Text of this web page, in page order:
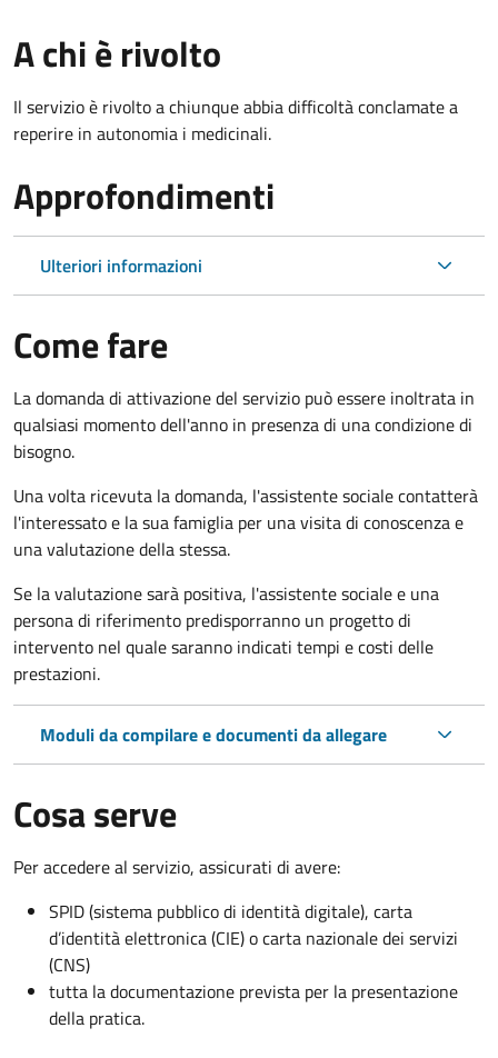
A chi è rivolto
Il servizio è rivolto a chiunque abbia difficoltà conclamate a
reperire in autonomia i medicinali.
Approfondimenti
Ulteriori informazioni
Come fare
La domanda di attivazione del servizio può essere inoltrata in
qualsiasi momento dell'anno in presenza di una condizione di
bisogno.
Una volta ricevuta la domanda, l'assistente sociale contatterà
l'interessato e la sua famiglia per una visita di conoscenza e
una valutazione della stessa.
Se la valutazione sarà positiva, l'assistente sociale e una
persona di riferimento predisporranno un progetto di
intervento nel quale saranno indicati tempi e costi delle
prestazioni.
Moduli da compilare e documenti da allegare
Cosa serve
Per accedere al servizio, assicurati di avere:
SPID (sistema pubblico di identità digitale), carta
d’identità elettronica (CIE) o carta nazionale dei servizi
(CNS)
tutta la documentazione prevista per la presentazione
della pratica.